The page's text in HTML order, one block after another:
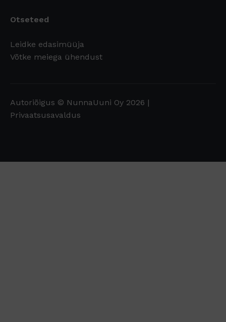
Otseteed
Leidke edasimüüja
Võtke meiega ühendust
Autoriõigus © NunnaUuni Oy 2026 |
Privaatsusavaldus